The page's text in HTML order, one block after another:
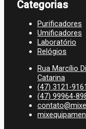
Categorias
Purificadores
Umificadores
Laboratório
Relógios
Rua Marcílio
Catarina
(47) 3121-9161
(47) 99964-